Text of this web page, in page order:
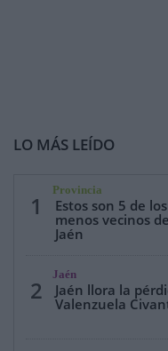
LO MÁS LEÍDO
1
Provincia
Estos son 5 de
menos vecinos
Jaén
2
Jaén
Jaén llora la
Valenzuela